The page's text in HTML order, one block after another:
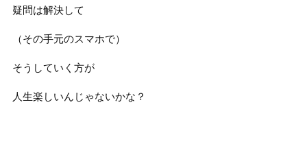
疑問は解決して
（その手元のスマホで）
そうしていく方が
人生楽しいんじゃないかな？